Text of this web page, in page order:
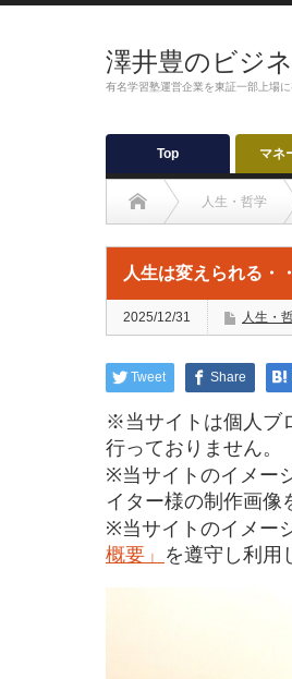
澤井豊のビジ
有名学習塾運営企業を東証一部上場
Top マネ
人生・哲学
人生は変えられる・
2025/12/31 人生・
Tweet Share
※当サイトは個人ブ
行っておりません。
※当サイトのイメー
イター様の制作画像
※当サイトのイメー
概要」 を遵守し利用